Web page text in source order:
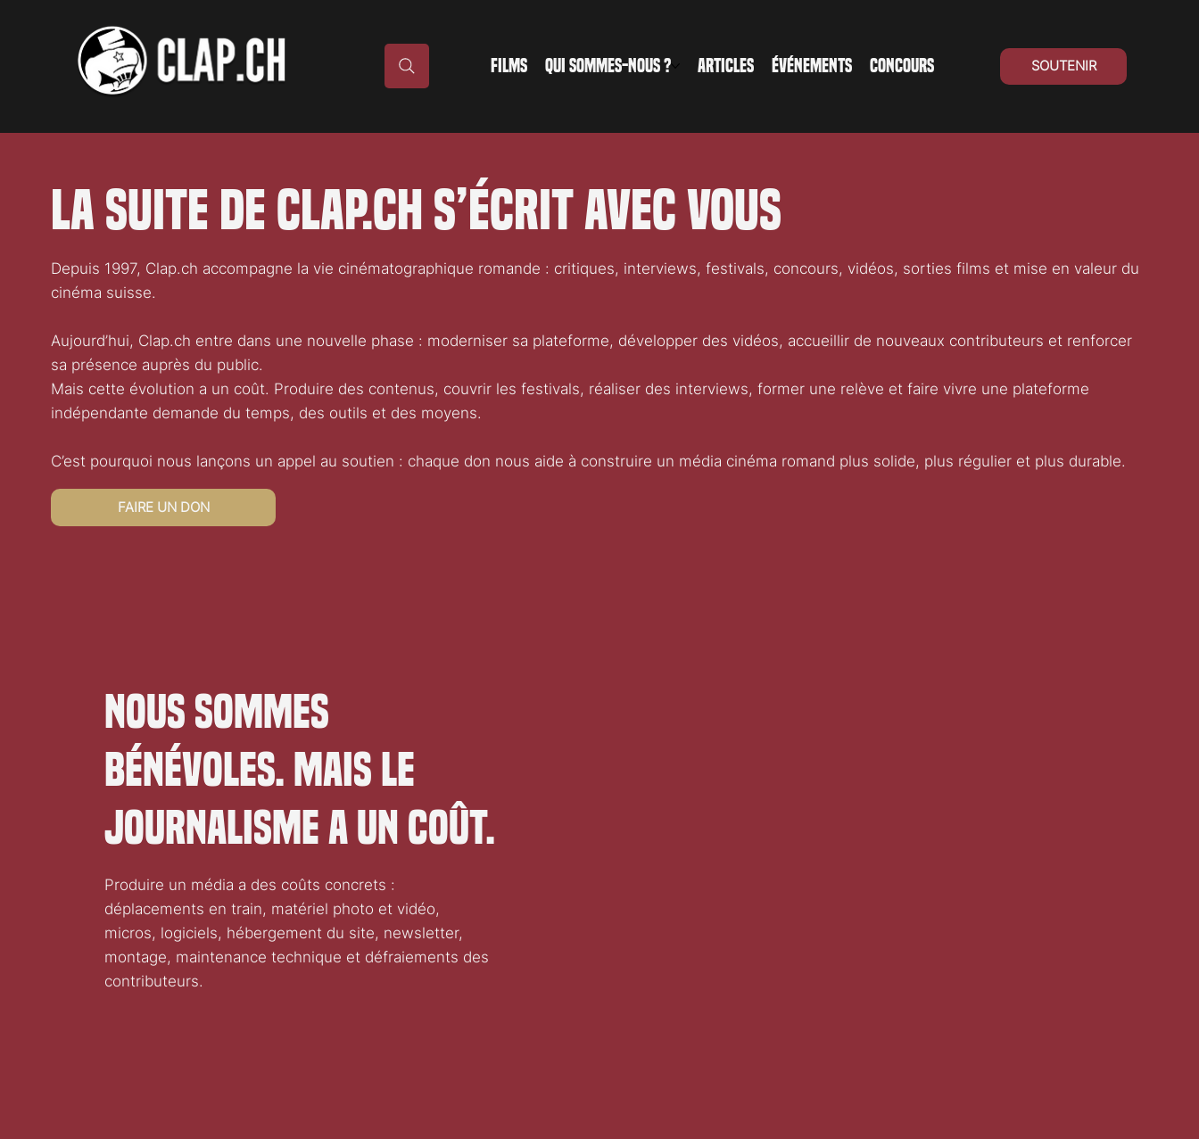
FILMS QUI SOMMES-NOUS ? ARTICLES ÉVÉNEMENTS CONCOURS SOUTENIR
La suite de Clap.ch s’écrit avec vous
Depuis 1997, Clap.ch accompagne la vie cinématographique romande : critiques, interviews, festivals, concours, vidéos, sorties films et mise en valeur du
cinéma suisse.
Aujourd’hui, Clap.ch entre dans une nouvelle phase : moderniser sa plateforme, développer des vidéos, accueillir de nouveaux contributeurs et renforcer
sa présence auprès du public.
Mais cette évolution a un coût. Produire des contenus, couvrir les festivals, réaliser des interviews, former une relève et faire vivre une plateforme
indépendante demande du temps, des outils et des moyens.
C’est pourquoi nous lançons un appel au soutien : chaque don nous aide à construire un média cinéma romand plus solide, plus régulier et plus durable.
FAIRE UN DON
Nous sommes
bénévoles. Mais le
journalisme a un coût.
Produire un média a des coûts concrets :
déplacements en train, matériel photo et vidéo,
micros, logiciels, hébergement du site, newsletter,
montage, maintenance technique et défraiements des
contributeurs.